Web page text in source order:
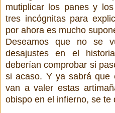
mutiplicar los panes y
tres incógnitas para
por ahora es mucho
Deseamos que no se
desajustes en el
deberían comprobar si
si acaso. Y ya sabrá
van a valer estas
obispo en el infierno, se te